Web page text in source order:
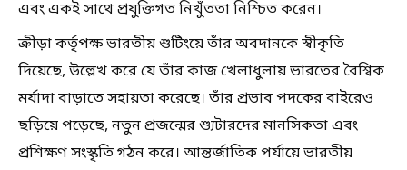
এবং একই সাথে প্রযুক্তিগত নিখুঁততা নিশ্চিত করেন।
ক্রীড়া কর্তৃপক্ষ ভারতীয় শুটিংয়ে তাঁর অবদানকে স্বীকৃতি
দিয়েছে, উল্লেখ করে যে তাঁর কাজ খেলাধুলায় ভারতের বৈশ্বিক
মর্যাদা বাড়াতে সহায়তা করেছে। তাঁর প্রভাব পদকের বাইরেও
ছড়িয়ে পড়েছে, নতুন প্রজন্মের শ্যুটারদের মানসিকতা এবং
প্রশিক্ষণ সংস্কৃতি গঠন করে। আন্তর্জাতিক পর্যায়ে ভারতীয়